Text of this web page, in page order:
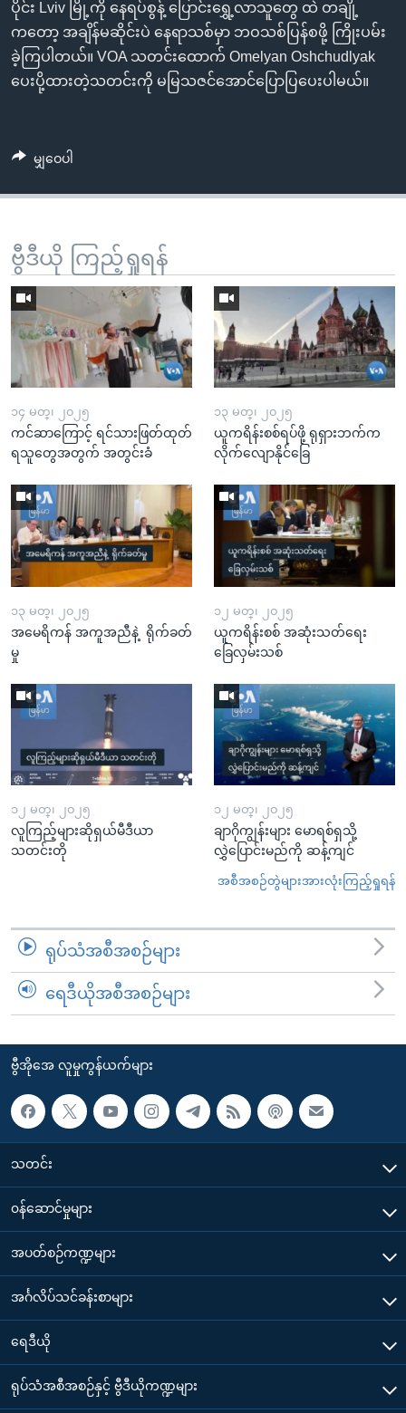
နေရာ
သို့
ကျော်
ရန်
ပိုင်း Lviv မြို့ကို နေရပ်စွန့် ပြောင်းရွှေ့လာသူတွေ ထဲ တချို့
ကတော့ အချိန်မဆိုင်းပဲ နေရာသစ်မှာ ဘဝသစ်ပြန်စဖို့ ကြိုးပမ်း
ခဲ့ကြပါတယ်။ VOA သတင်းထောက် Omelyan Oshchudlyak
ပေးပို့ထားတဲ့သတင်းကို မမြသဇင်အောင်ပြောပြပေးပါမယ်။
မျှဝေပါ
ဗွီဒီယို ကြည့်ရှုရန်
၁၄ မတ္၊ ၂၀၂၅
ကင်ဆာကြောင့် ရင်သားဖြတ်ထုတ်
ရသူတွေအတွက် အတွင်းခံ
၁၃ မတ္၊ ၂၀၂၅
ယူကရိန်းစစ်ရပ်ဖို့ ရုရှားဘက်က
လိုက်လျောနိုင်ခြေ
၁၃ မတ္၊ ၂၀၂၅
အမေရိကန် အကူအညီနဲ့ ရိုက်ခတ်
မှု
၁၂ မတ္၊ ၂၀၂၅
ယူကရိန်းစစ် အဆုံးသတ်ရေး
ခြေလှမ်းသစ်
၁၂ မတ္၊ ၂၀၂၅
လူကြည့်များဆိုရှယ်မီဒီယာ
သတင်းတို
၁၂ မတ္၊ ၂၀၂၅
ချာဂိုကျွန်းများ မောရစ်ရှသို့
လွှဲပြောင်းမည်ကို ဆန့်ကျင်
အစီအစဉ်တွဲများအားလုံးကြည့်ရှုရန်
ရုပ်သံအစီအစဉ်များ
ရေဒီယိုအစီအစဉ်များ
ဗွီအိုအေ လူမှုကွန်ယက်များ
သတင်း
၀န်ဆောင်မှုများ
အပတ်စဉ်ကဏ္ဍများ
အင်္ဂလိပ်သင်ခန်းစာများ
ရေဒီယို
ရုပ်သံအစီအစဉ်နှင့် ဗွီဒီယိုကဏ္ဍများ